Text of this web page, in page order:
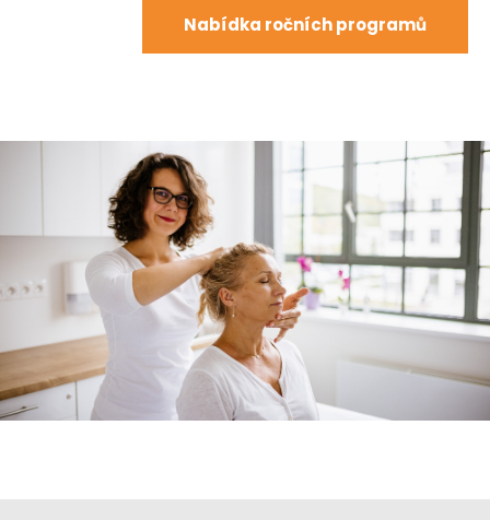
Nabídka ročních programů